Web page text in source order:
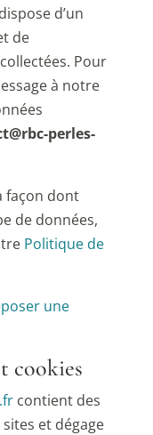
dispose d’un
de
Pour
à notre
perles-
façon dont
de données,
Politique de
une
cookies
contient des
et dégage